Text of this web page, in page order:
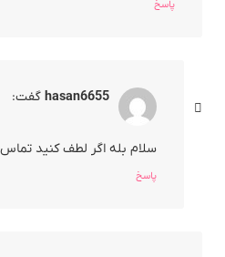
پاسخ
hasan6655 گفت:
سلام بله اگر لطف کنید تماس
پاسخ